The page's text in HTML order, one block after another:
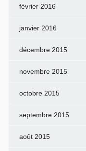
février 2016
janvier 2016
décembre 2015
novembre 2015
octobre 2015
septembre 2015
août 2015